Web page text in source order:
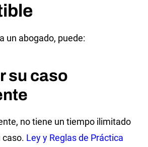
un abogado, puede:
su caso
no tiene un tiempo ilimitado
caso. Ley y Reglas de Práctica